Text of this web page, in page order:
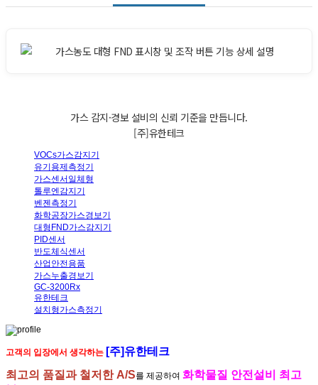
가스감지·경보 설비의 신뢰 기준을 만듭니다.
[주]유한테크
VOCs가스감지기
유기용제측정기
가스센서일체형
톨루엔감지기
벤젠측정기
화학공장가스경보기
대형FND가스감지기
PID센서
반도체식센서
산업안전용품
가스누출경보기
GC-3200Rx
유한테크
설치형가스측정기
고객의 입장에서 생각하는 [주]유한테크
최고의 품질과 철저한 A/S를 제공하여 화학물질 안전설비 최고